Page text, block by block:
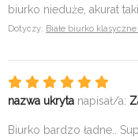
biurko nieduże, akurat
Dotyczy: Białe biurko
nazwa ukryta napisał/a:
Biurko bardzo ładne..